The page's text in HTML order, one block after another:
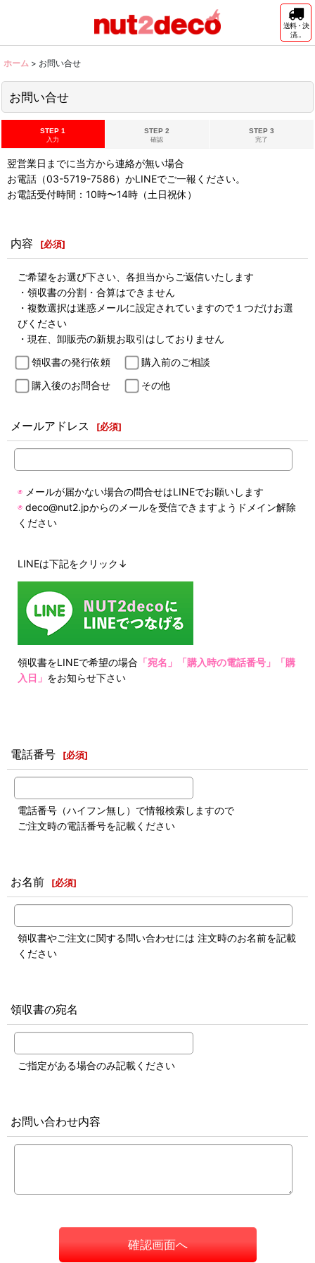
送料・決
済...
ホーム > お問い合せ
お問い合せ
STEP 1
入力
STEP 2
確認
STEP 3
完了
翌営業日までに当方から連絡が無い場合
お電話（03-5719-7586）かLINEでご一報ください。
お電話受付時間：10時〜14時（土日祝休）
内容 [必須]
ご希望をお選び下さい、各担当からご返信いたします
・領収書の分割・合算はできません
・複数選択は迷惑メールに設定されていますので１つだけお選
びください
・現在、卸販売の新規お取引はしておりません
領収書の発行依頼
購入前のご相談
購入後のお問合せ
その他
メールアドレス [必須]
◉ メールが届かない場合の問合せはLINEでお願いします
◉ deco@nut2.jpからのメールを受信できますようドメイン解除
ください
LINEは下記をクリック↓
領収書をLINEで希望の場合 「宛名」「購入時の電話番号」「購
入日」 をお知らせ下さい
電話番号 [必須]
電話番号（ハイフン無し）で情報検索しますので
ご注文時の電話番号を記載ください
お名前 [必須]
領収書やご注文に関する問い合わせには 注文時のお名前を記載
ください
領収書の宛名
ご指定がある場合のみ記載ください
お問い合わせ内容
確認画面へ